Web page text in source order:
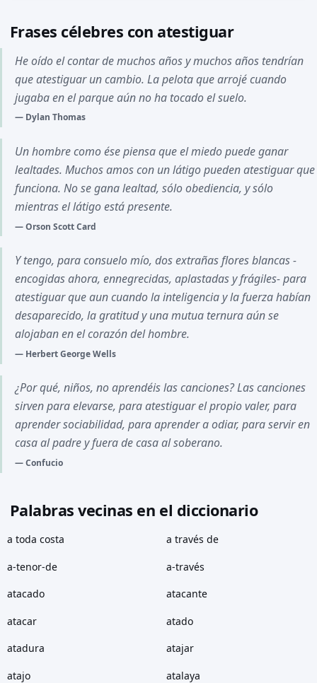
Frases célebres con atestiguar
He oído el contar de muchos años y muchos años tendrían
que atestiguar un cambio. La pelota que arrojé cuando
jugaba en el parque aún no ha tocado el suelo.
Dylan Thomas
Un hombre como ése piensa que el miedo puede ganar
lealtades. Muchos amos con un látigo pueden atestiguar que
funciona. No se gana lealtad, sólo obediencia, y sólo
mientras el látigo está presente.
Orson Scott Card
Y tengo, para consuelo mío, dos extrañas flores blancas -
encogidas ahora, ennegrecidas, aplastadas y frágiles- para
atestiguar que aun cuando la inteligencia y la fuerza habían
desaparecido, la gratitud y una mutua ternura aún se
alojaban en el corazón del hombre.
Herbert George Wells
¿Por qué, niños, no aprendéis las canciones? Las canciones
sirven para elevarse, para atestiguar el propio valer, para
aprender sociabilidad, para aprender a odiar, para servir en
casa al padre y fuera de casa al soberano.
Confucio
Palabras vecinas en el diccionario
a toda costa a través de
a-tenor-de a-través
atacado atacante
atacar atado
atadura atajar
atajo atalaya